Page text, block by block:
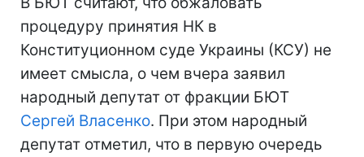
процедуру принятия НК в
Конституционном суде Украины (КСУ) не
имеет смысла, о чем вчера заявил
народный депутат от фракции БЮТ
Сергей Власенко. При этом народный
депутат отметил, что в первую очередь